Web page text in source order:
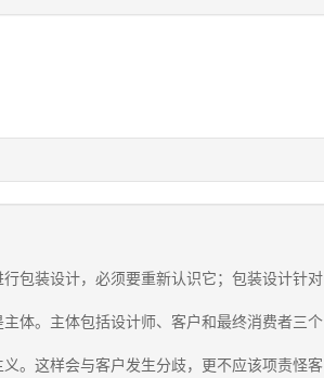
包装设计，必须要重新认识它；包装设计针对
体。主体包括设计师、客户和最终消费者三个
。这样会与客户发生分歧，更不应该项责怪客